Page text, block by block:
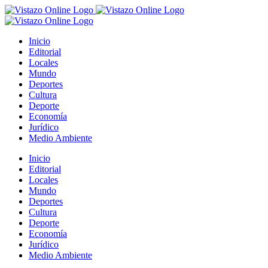
Saltar
al
Inicio
Editorial
Locales
Mundo
Deportes
Cultura
Deporte
Economía
Jurídico
Medio Ambiente
Inicio
Editorial
Locales
Mundo
Deportes
Cultura
Deporte
Economía
Jurídico
Medio Ambiente